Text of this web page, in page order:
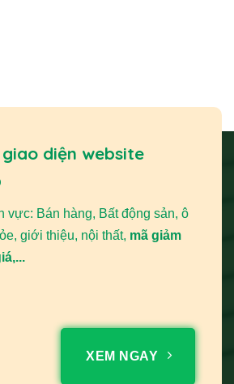
diện website
vực: Bán hàng, Bất động sản, ô
giới thiệu, nội thất, mã giảm
XEM NGAY